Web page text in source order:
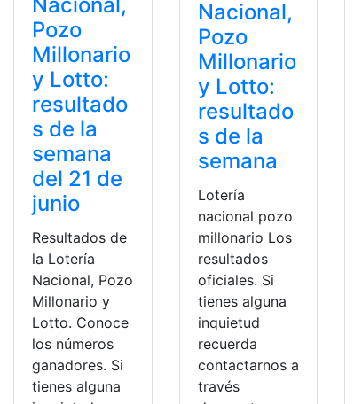
Nacional,
Pozo
Millonario
y Lotto:
resultado
s de la
semana
del 21 de
junio
Resultados de
la Lotería
Nacional, Pozo
Millonario y
Lotto. Conoce
los números
ganadores. Si
tienes alguna
Nacional,
Pozo
Millonario
y Lotto:
resultado
s de la
semana
Lotería
nacional pozo
millonario Los
resultados
oficiales. Si
tienes alguna
inquietud
recuerda
contactarnos a
través